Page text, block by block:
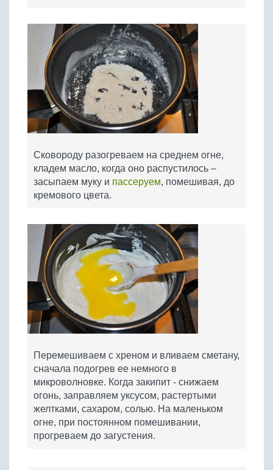
Сковороду разогреваем на среднем огне,
кладем масло, когда оно распустилось –
засыпаем муку и пассеруем, помешивая, до
кремового цвета.
Перемешиваем с хреном и вливаем сметану,
сначала подогрев ее немного в
микроволновке. Когда закипит - снижаем
огонь, заправляем уксусом, растертыми
желтками, сахаром, солью. На маленьком
огне, при постоянном помешивании,
прогреваем до загустения.